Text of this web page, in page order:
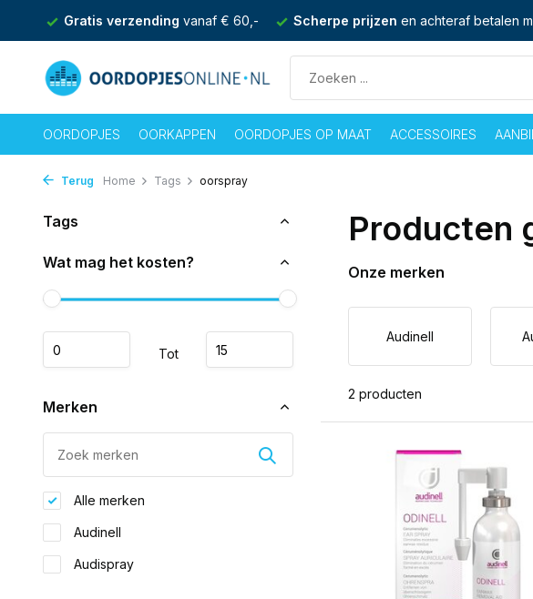
Gratis verzending vanaf € 60,- Scherpe prijzen en achteraf betalen
OORDOPJES OORKAPPEN OORDOPJES OP MAAT ACCESSOIRES
Terug Home Tags oorspray
Tags
Wat mag het kosten?
Tot
Merken
Alle merken
Audinell
Audispray
Producten
Onze merken
Audinell
2 producten